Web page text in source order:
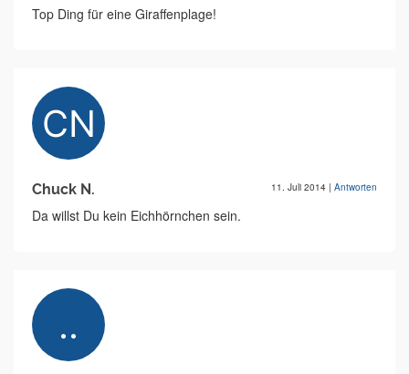
Top Ding für eine Giraffenplage!
Chuck N. 11. Juli 2014 | Antworten
Da willst Du kein Eichhörnchen sein.